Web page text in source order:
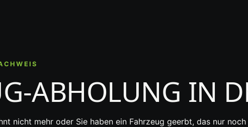
ABHOLUNG IN
nicht mehr oder Sie haben ein Fahrzeug geerbt, das nur